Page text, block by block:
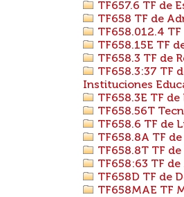
TF657.6 TF de
TF658 TF de
TF658.012.4
TF658.15E TF
TF658.3 TF de
TF658.3:37 TF
Instituciones
TF658.3E TF
TF658.56T
TF658.6 TF de
TF658.8A TF
TF658.8T TF
TF658:63 TF
TF658D TF de
TF658MAE TF